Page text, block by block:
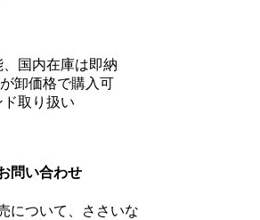
国内在庫は即納
卸価格で購入可
取り扱い
問い合わせ
について、ささいな